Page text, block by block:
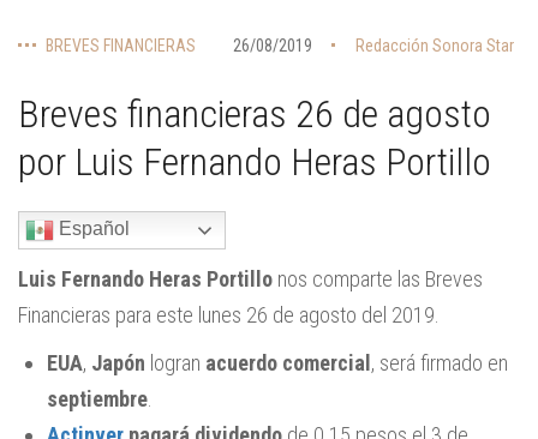
BREVES FINANCIERAS 26/08/2019 Redacción Sonora Star
Breves financieras 26 de agosto
por Luis Fernando Heras Portillo
Español
Luis Fernando Heras Portillo nos comparte las Breves
Financieras para este lunes 26 de agosto del 2019.
EUA, Japón logran acuerdo comercial , será firmado en
septiembre.